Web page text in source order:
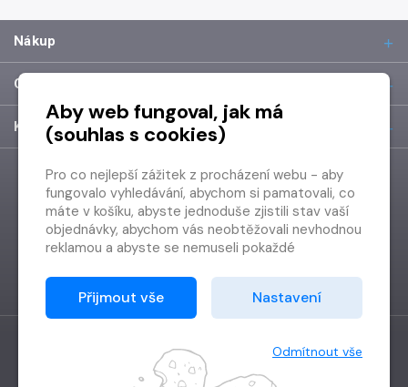
Nákup
O společnosti
Kontakt
Vytvořilo Grand IT s.r.o.
Aby web fungoval, jak má
(souhlas s cookies)
Pro co nejlepší zážitek z procházení webu - aby
fungovalo vyhledávání, abychom si pamatovali, co
máte v košíku, abyste jednoduše zjistili stav vaší
objednávky, abychom vás neobtěžovali nevhodnou
reklamou a abyste se nemuseli pokaždé
Proto od vás potřebujeme souhlas se
zpracováním souborů cookies
Děkujeme, že nám ho dáte a pomůžete nám tak
Přijmout vše Nastavení
Odmítnout vše